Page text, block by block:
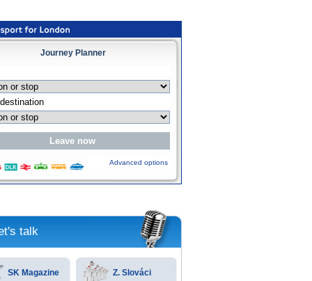
Journey Planner
Advanced options
talk
SK Magazine Z. Slováci